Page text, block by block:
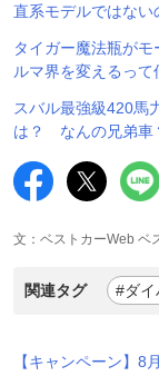
直系モデルではない
タイガー魔法瓶が
ルマ界を変えるって
スバル最強級420馬
は？ なんの兄弟車
文：ベストカーWeb ベ
関連タグ #ダイ
【キャンペーン】8